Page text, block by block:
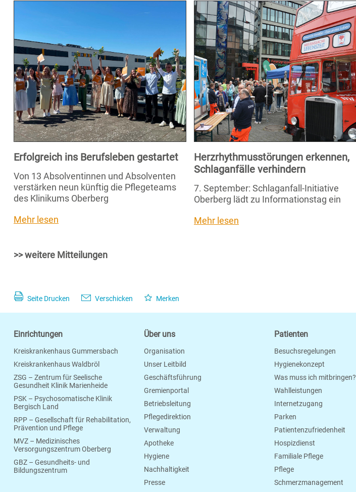
Erfolgreich ins Berufsleben gestartet
Von 13 Absolventinnen und Absolventen
verstärken neun künftig die Pflegeteams
des Klinikums Oberberg
Mehr lesen
Herzrhythmusstörungen erkennen,
Schlaganfälle verhindern
7. September: Schlaganfall-Initiative
Oberberg lädt zu Informationstag ein
Mehr lesen
>> weitere Mitteilungen
Seite Drucken Verschicken Merken
Einrichtungen
Kreiskrankenhaus Gummersbach
Kreiskrankenhaus Waldbröl
ZSG – Zentrum für Seelische
Gesundheit Klinik Marienheide
PSK – Psychosomatische Klinik
Bergisch Land
RPP – Gesellschaft für Rehabilitation,
Prävention und Pflege
MVZ – Medizinisches
Versorgungszentrum Oberberg
GBZ – Gesundheits- und
Bildungszentrum
Über uns
Organisation
Unser Leitbild
Geschäftsführung
Gremienportal
Betriebsleitung
Pflegedirektion
Verwaltung
Apotheke
Hygiene
Nachhaltigkeit
Presse
Patienten
Besuchsregelungen
Hygienekonzept
Was muss ich mitbringen?
Wahlleistungen
Internetzugang
Parken
Patientenzufriedenheit
Hospizdienst
Familiale Pflege
Pflege
Schmerzmanagement